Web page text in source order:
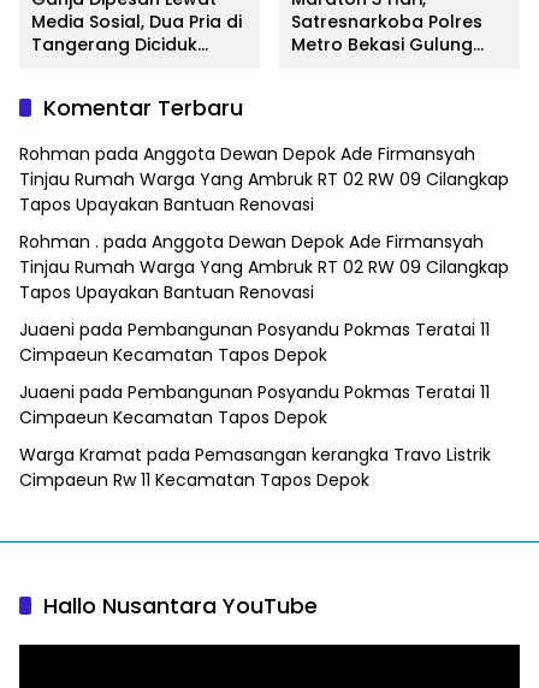
Media Sosial, Dua Pria di
Tangerang Diciduk
Satresnarkoba Polres
Metro Bekasi Gulung
Komentar Terbaru
Rohman pada Anggota Dewan Depok Ade Firmansyah
Tinjau Rumah Warga Yang Ambruk RT 02 RW 09 Cilangkap
Tapos Upayakan Bantuan Renovasi
Rohman . pada Anggota Dewan Depok Ade Firmansyah
Tinjau Rumah Warga Yang Ambruk RT 02 RW 09 Cilangkap
Tapos Upayakan Bantuan Renovasi
Juaeni pada Pembangunan Posyandu Pokmas Teratai 11
Cimpaeun Kecamatan Tapos Depok
Juaeni pada Pembangunan Posyandu Pokmas Teratai 11
Cimpaeun Kecamatan Tapos Depok
Warga Kramat pada Pemasangan kerangka Travo Listrik
Cimpaeun Rw 11 Kecamatan Tapos Depok
Hallo Nusantara YouTube